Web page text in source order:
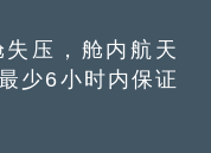
压，舱内航天
少6小时内保证